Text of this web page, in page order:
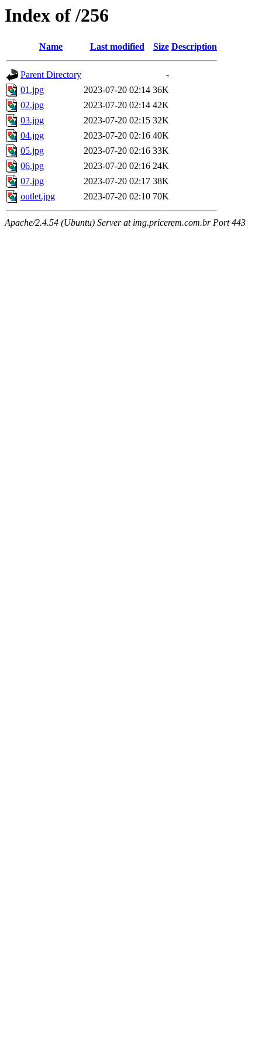
Index of /256
Name Last modified Size Description
Parent Directory
-
01.jpg
2023-07-20 02:14 36K
02.jpg
2023-07-20 02:14 42K
03.jpg
2023-07-20 02:15 32K
04.jpg
2023-07-20 02:16 40K
05.jpg
2023-07-20 02:16 33K
06.jpg
2023-07-20 02:16 24K
07.jpg
2023-07-20 02:17 38K
outlet.jpg
2023-07-20 02:10 70K
Apache/2.4.54 (Ubuntu) Server at img.pricerem.com.br Port 443